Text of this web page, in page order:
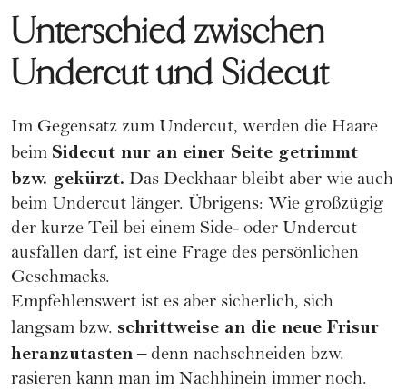
Unterschied zwischen
Undercut und Sidecut
Im Gegensatz zum Undercut, werden die Haare
beim Sidecut nur an einer Seite getrimmt
bzw. gekürzt. Das Deckhaar bleibt aber wie auch
beim Undercut länger. Übrigens: Wie großzügig
der kurze Teil bei einem Side- oder Undercut
ausfallen darf, ist eine Frage des persönlichen
Geschmacks.
Empfehlenswert ist es aber sicherlich, sich
langsam bzw. schrittweise an die neue Frisur
heranzutasten– denn nachschneiden bzw.
rasieren kann man im Nachhinein immer noch.